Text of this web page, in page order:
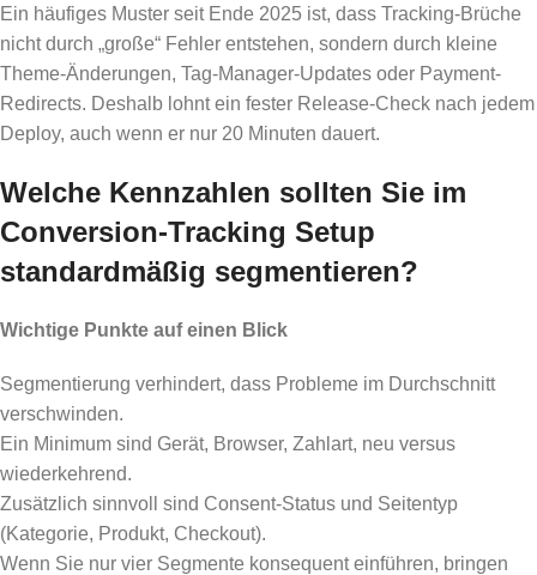
Ein häufiges Muster seit Ende 2025 ist, dass Tracking-Brüche
nicht durch „große“ Fehler entstehen, sondern durch kleine
Theme-Änderungen, Tag-Manager-Updates oder Payment-
Redirects. Deshalb lohnt ein fester Release-Check nach jedem
Deploy, auch wenn er nur 20 Minuten dauert.
Welche Kennzahlen sollten Sie im
Conversion-Tracking Setup
standardmäßig segmentieren?
Wichtige Punkte auf einen Blick
Segmentierung verhindert, dass Probleme im Durchschnitt
verschwinden.
Ein Minimum sind Gerät, Browser, Zahlart, neu versus
wiederkehrend.
Zusätzlich sinnvoll sind Consent-Status und Seitentyp
(Kategorie, Produkt, Checkout).
Wenn Sie nur vier Segmente konsequent einführen, bringen